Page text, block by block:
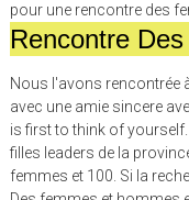
pour une rencontre des
Rencontre
Nous l'avons rencontrée
avec une amie sincere
is first to think of
filles leaders de la
femmes et 100. Si la